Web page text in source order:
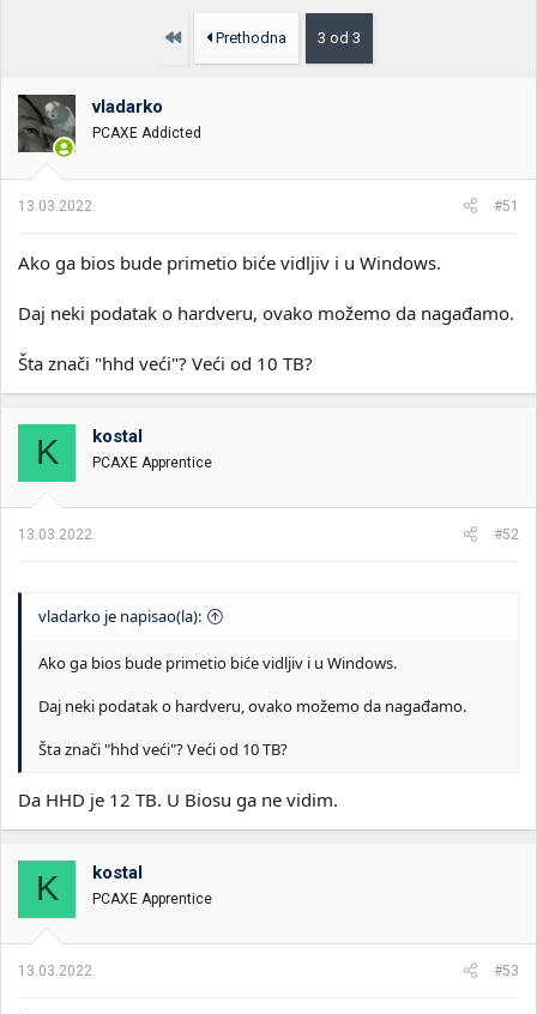
i
k
t
e
m
o
k
e
j
Prvo Prethodna 3 od 3
vladarko
PCAXE Addicted
13.03.2022. #51
Ako ga bios bude primetio biće vidljiv i u Windows.
Daj neki podatak o hardveru, ovako možemo da nagađamo.
Šta znači "hhd veći"? Veći od 10 TB?
K kostal
PCAXE Apprentice
13.03.2022. #52
vladarko je napisao(la):
Ako ga bios bude primetio biće vidljiv i u Windows.
Daj neki podatak o hardveru, ovako možemo da nagađamo.
Šta znači "hhd veći"? Veći od 10 TB?
Da HHD je 12 TB. U Biosu ga ne vidim.
K kostal
PCAXE Apprentice
13.03.2022. #53